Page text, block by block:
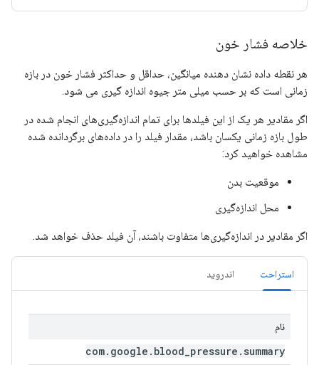
خلاصه فشار خون
هر نقطه داده نشان دهنده میانگین، حداقل و حداکثر فشار خون در بازه
زمانی است که بر حسب میلی متر جیوه اندازه گیری می شود.
اگر مقادیر هر یک از این فیلدها برای تمام اندازه‌گیری‌های انجام شده در
طول بازه زمانی یکسان باشد، مقدار فیلد را در داده‌های برگردانده شده
مشاهده خواهید کرد:
موقعیت بدن
محل اندازه‌گیری
اگر مقادیر در اندازه‌گیری‌ها متفاوت باشند، آن فیلد حذف خواهد شد.
استراحت اندروید
نام
com. google . blood pressure . summary